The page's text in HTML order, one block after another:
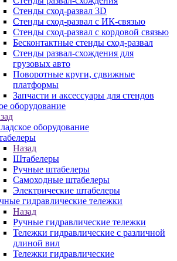
Стенды сход-развал 3D
Стенды сход-развал с ИК-связью
Стенды сход-развал с кордовой связью
Бесконтактные стенды сход-развал
Стенды развал-схождения для
грузовых авто
Поворотные круги, сдвижные
платформы
Запчасти и аксессуары для стендов
оборудование
оборудование
Назад
Штабелеры
Ручные штабелеры
Самоходные штабелеры
Электрические штабелеры
гидравлические тележки
Назад
Ручные гидравлические тележки
Тележки гидравлические с различной
длиной вил
Тележки гидравлические